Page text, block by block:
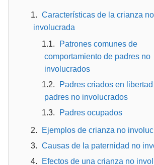
Características de la crianza no
involucrada
Patrones comunes de
comportamiento de padres no
involucrados
Padres criados en
padres no involucrados
Padres ocupados
Ejemplos de crianza no
Causas de la paternidad no
Efectos de una crianza no